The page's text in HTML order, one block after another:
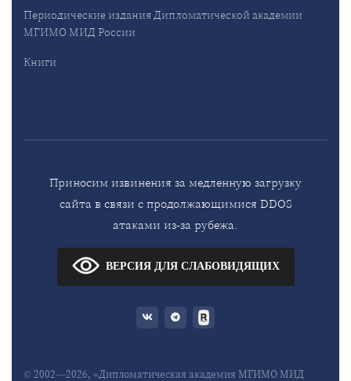
Периодические издания Дипломатической академии
МГИМО МИД России
Книги
Приносим извинения за медленную загрузку
сайта в связи с продолжающимися DDOS
атаками из-за рубежа.
ВЕРСИЯ ДЛЯ СЛАБОВИДЯЩИХ
© 2002—2026, «Дипломатическая академия МГИМО МИД